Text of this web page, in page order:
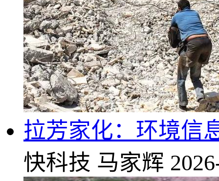
拉芳家化：环境信
快科技 马家辉